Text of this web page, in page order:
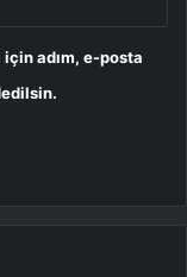
için adım, e-posta